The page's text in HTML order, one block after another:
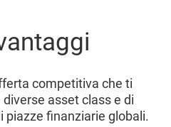
competitiva che ti
asset class e di
piazze finanziarie globali.